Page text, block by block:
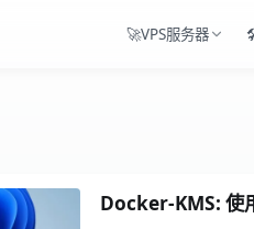
🚀VPS服务器
Docker-KMS: 使